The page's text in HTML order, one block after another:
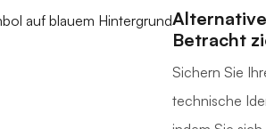
Betracht
Sichern Sie
technische